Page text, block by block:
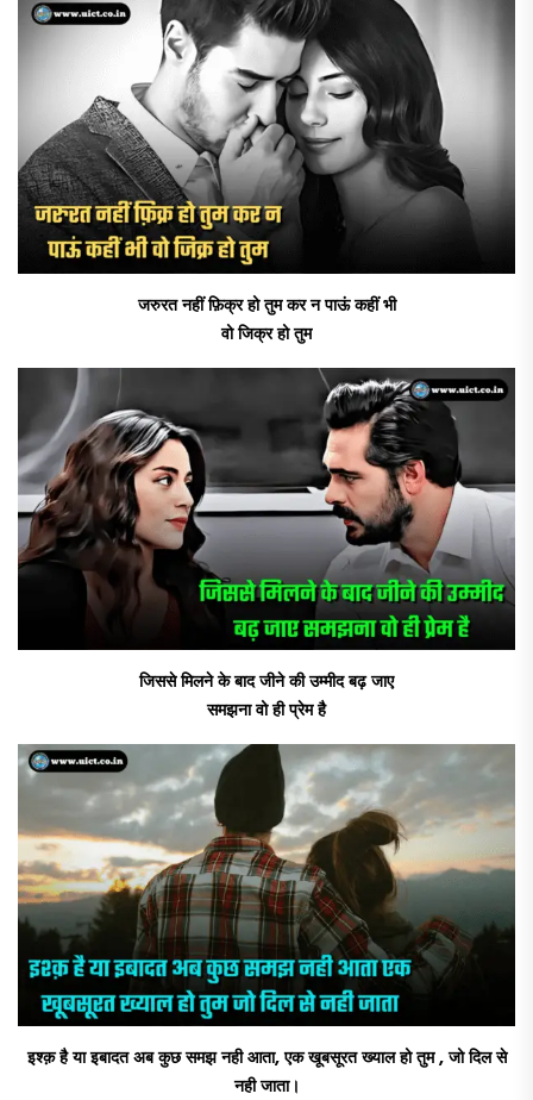
जरुरत नहीं फ़िक्र हो तुम कर न पाऊं कहीं भी
वो जिक्र हो तुम
जिससे मिलने के बाद जीने की उम्मीद बढ़ जाए
समझना वो ही प्रेम है
इश्क़ है या इबादत अब कुछ समझ नही आता, एक खूबसूरत ख्याल हो तुम , जो दिल से
नही जाता।